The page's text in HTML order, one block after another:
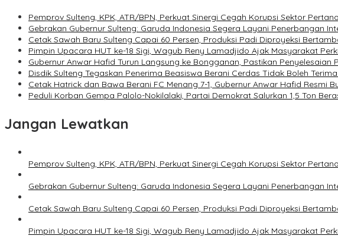
Pemprov Sulteng, KPK, ATR/BPN, Perkuat Sinergi Cegah Korupsi Sektor
Gebrakan Gubernur Sulteng: Garuda Indonesia Segera Layani Penerbangan
Cetak Sawah Baru Sulteng Capai 60 Persen, Produksi Padi Diproyeksi
Pimpin Upacara HUT ke-18 Sigi, Wagub Reny Lamadjido Ajak Masyarakat
Gubernur Anwar Hafid Turun Langsung ke Bongganan, Pastikan
Disdik Sulteng Tegaskan Penerima Beasiswa Berani Cerdas Tidak Boleh
Cetak Hatrick dan Bawa Berani FC Menang 7-1, Gubernur Anwar Hafid Resmi
Peduli Korban Gempa Palolo-Nokilalaki, Partai Demokrat Salurkan 1,5 Ton
Jangan Lewatkan
Pemprov Sulteng, KPK, ATR/BPN, Perkuat Sinergi Cegah Korupsi Sektor
Gebrakan Gubernur Sulteng: Garuda Indonesia Segera Layani Penerbangan
Cetak Sawah Baru Sulteng Capai 60 Persen, Produksi Padi Diproyeksi
Pimpin Upacara HUT ke-18 Sigi, Wagub Reny Lamadjido Ajak Masyarakat